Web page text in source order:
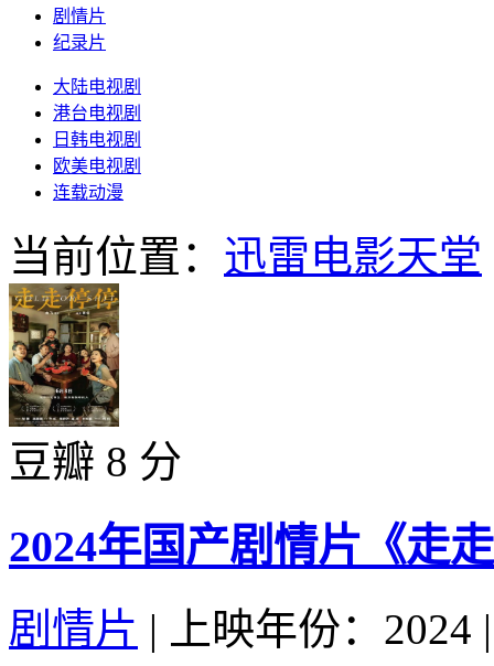
剧情片
纪录片
大陆电视剧
港台电视剧
日韩电视剧
欧美电视剧
连载动漫
当前位置： 迅雷电影天堂
豆瓣 8 分
2024年国产剧情片《走
剧情片 | 上映年份：2024 |